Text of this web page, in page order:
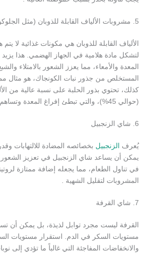
5. مشروبات الألياف القابلة للذوبان (مثل الجلوكومانان والحلبة)
الألياف القابلة للذوبان هي مكونات غذائية لا
لتشكل مادة هلامية في الجهاز الهضمي. هذا
المعدة والأمعاء، مما يعزز الشعور بالامتلاء
المستخلص من جذور نبات الكونجاك، هو مثال
كذلك، تحتوي بذور الحلبة على نسبة عالية من
(حوالي 45%)، والتي تبطئ إفراغ المعدة وتساهم في تقليل الشهية .
6. شاي الزنجبيل
يُعرف الزنجبيل بخصائصه المضادة للالتهابات
يمكن أن يساعد شاي الزنجبيل في تعزيز الشعور
في تناول الطعام، مما يجعله إضافة ممتازة
المشروبات لتقليل الشهية .
7. شاي القرفة
القرفة ليست مجرد توابل لذيذة، بل يمكن أن
مستويات السكر في الدم. استقرار مستويات
والانخفاضات المفاجئة التي غالباً ما تؤدي إلى